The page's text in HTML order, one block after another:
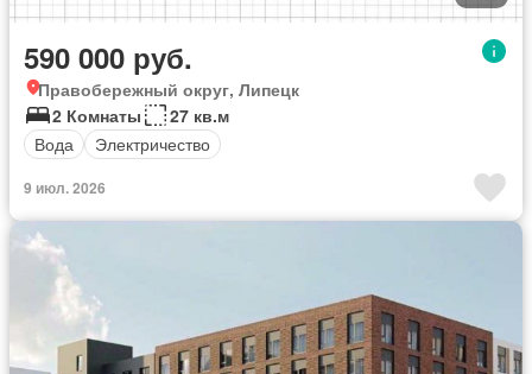
590 000 руб.
Правобережный округ, Липецк
2 Комнаты
27 кв.м
Вода
Электричество
9 июл. 2026